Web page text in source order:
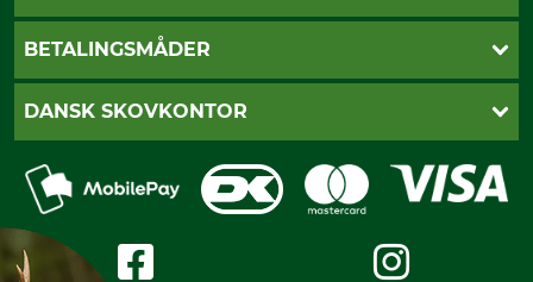
Cookie-indstillinger
Betalingsmåder
Privatlivspolitik
Handelsbetingelser
Impressum
Gratis returlabel
BETALINGSMÅDER
Dankort
Kreditkort
DANSK SKOVKONTOR
Karriere
Messe datoer
Om os
International